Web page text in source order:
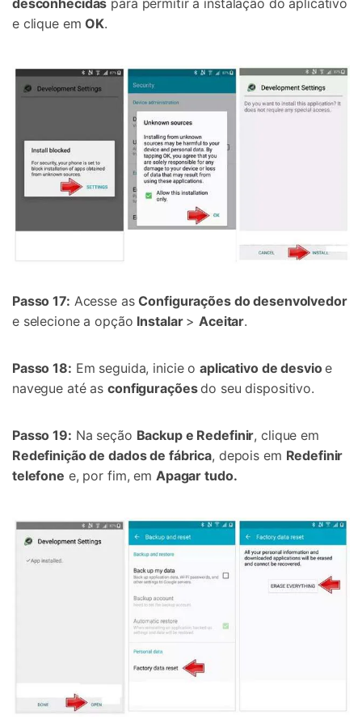
e clique emOK.
Passo 17: Acesse asConfigurações do desenvolvedor
e selecione a opção Instalar >Aceitar.
Passo 18: Em seguida, inicie oaplicativo de desvioe
navegue até asconfiguraçõesdo seu dispositivo.
Passo 19: Na seção Backup e Redefinir, clique em
Redefinição de dados de fábrica, depois em Redefinir
telefone e, por fim, em Apagar tudo.